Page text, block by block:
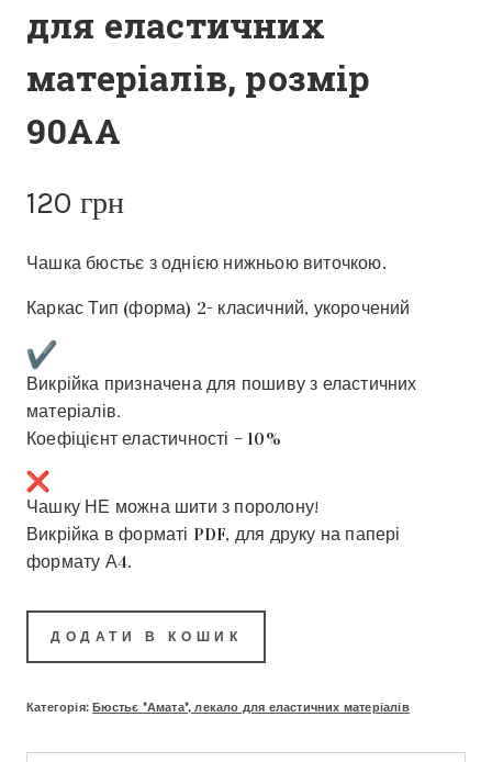
для еластичних
матеріалів, розмір
90АА
120 грн
Чашка бюстьє з однією нижньою виточкою.
Каркас Тип (форма) 2- класичний, укорочений
Викрійка призначена для пошиву з еластичних
матеріалів.
Коефіцієнт еластичності – 10%
Чашку НЕ можна шити з поролону!
Викрійка в форматі PDF, для друку на папері
формату А4.
ДОДАТИ В КОШИК
Категорія:Бюстьє "Амата", лекало для еластичних матеріалів